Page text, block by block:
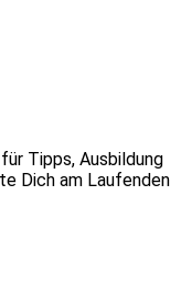
Tipps, Ausbildung
Dich am Laufenden